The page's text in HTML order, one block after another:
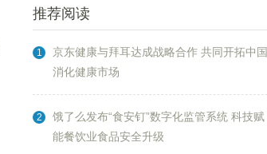
推荐阅读
1
京东健康与拜耳达成战略合作 共同开拓中国
消化健康市场
2
饿了么发布“食安钉”数字化监管系统 科技赋
能餐饮业食品安全升级